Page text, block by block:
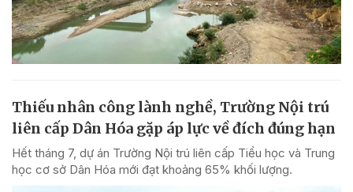
Thiếu nhân công lành nghề, Trường Nội trú
liên cấp Dân Hóa gặp áp lực về đích đúng hạn
Hết tháng 7, dự án Trường Nội trú liên cấp Tiểu học và Trung
học cơ sở Dân Hóa mới đạt khoảng 65% khối lượng.